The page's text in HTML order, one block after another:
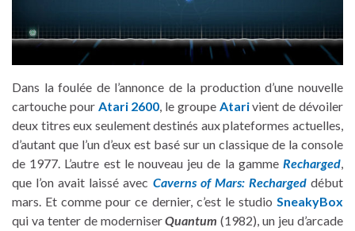
Dans la foulée de l’annonce de la production d’une nouvelle
cartouche pour Atari 2600, le groupe Atarivient de dévoiler
deux titres eux seulement destinés aux plateformes actuelles,
d’autant que l’un d’eux est basé sur un classique de la console
de 1977. L’autre est le nouveau jeu de la gamme Recharged,
que l’on avait laissé avec Caverns of Mars: Rechargeddébut
mars. Et comme pour ce dernier, c’est le studio SneakyBox
qui va tenter de moderniserQuantum (1982), un jeu d’arcade